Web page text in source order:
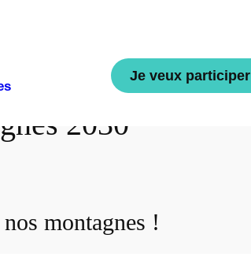
Je veux participer
2030
montagnes !